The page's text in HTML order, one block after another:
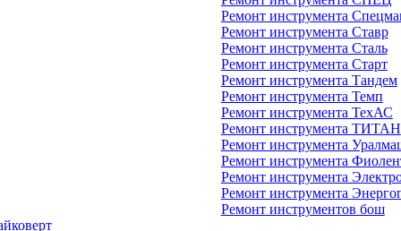
Ремонт инструмента
Ремонт инструмента Ставр
Ремонт инструмента Сталь
Ремонт инструмента Старт
Ремонт инструмента Тандем
Ремонт инструмента Темп
Ремонт инструмента ТехАС
Ремонт инструмента ТИТАН
Ремонт инструмента
Ремонт инструмента
Ремонт инструмента
Ремонт инструмента
Ремонт инструментов бош